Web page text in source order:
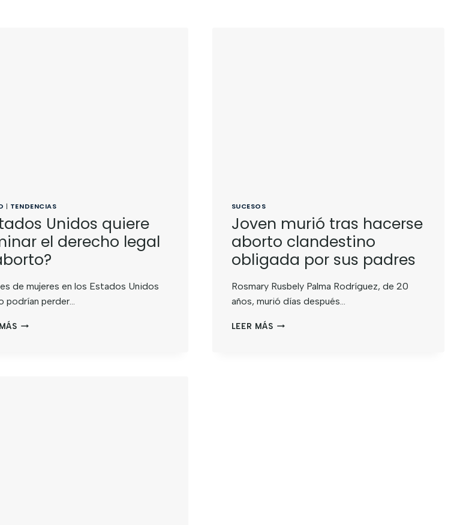
| TENDENCIAS
Unidos quiere
el derecho legal
de mujeres en los Estados Unidos
podrían perder…
SUCESOS
Joven murió tras hacerse
aborto clandestino
obligada por sus padres
Rosmary Rusbely Palma Rodríguez, de 20
años, murió días después…
LEER MÁS